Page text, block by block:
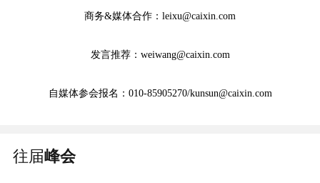
商务&媒体合作：leixu@caixin.com
发言推荐：weiwang@caixin.com
自媒体参会报名：010-85905270/kunsun@caixin.com
往届峰会